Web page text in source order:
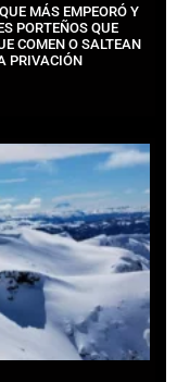
MÁS EMPEORÓ Y
PORTEÑOS QUE
COMEN O SALTEAN
PRIVACIÓN